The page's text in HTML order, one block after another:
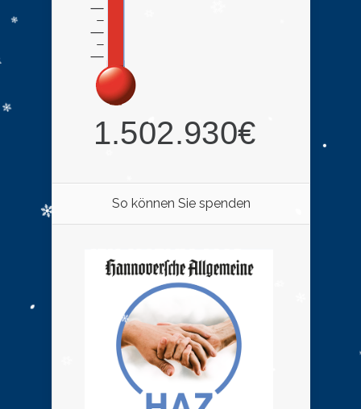
So können Sie spenden